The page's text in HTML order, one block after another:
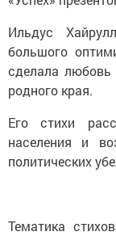
Ильдус
большого
сделала любовь
родного края.
Его стихи
населения и
политических
Тематика